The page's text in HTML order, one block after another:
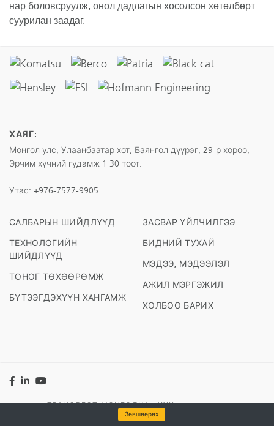
нар боловсруулж, онол дадлагын хосолсон хөтөлбөрт
суурилан заадаг.
ХАЯГ:
Монгол улс, Улаанбаатар хот, Баянгол дүүрэг, 29-р хороо,
Эрчим хүчний гудамж 1 30 тоот.
Утас: +976-7577-9905
САЛБАРЫН ШИЙДЛҮҮД
ТЕХНОЛОГИЙН
ШИЙДЛҮҮД
ТОНОГ ТӨХӨӨРӨМЖ
БҮТЭЭГДЭХҮҮН ХАНГАМЖ
ЗАСВАР ҮЙЛЧИЛГЭЭ
БИДНИЙ ТУХАЙ
МЭДЭЭ, МЭДЭЭЛЭЛ
АЖИЛ МЭРГЭЖИЛ
ХОЛБОО БАРИХ
© 2026 "ТРАНСВЕСТ МОНГОЛИА" ХХК
Facebook
LinkedInYouTube